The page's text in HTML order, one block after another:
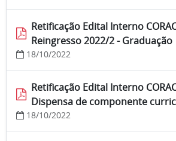
Retificação Edital Interno
Reingresso 2022/2 - Graduação
18/10/2022
Retificação Edital Interno
Dispensa de componente
18/10/2022